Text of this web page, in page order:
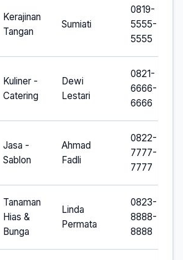
Kerajinan
Tangan
Sumiati
0819-
5555-
5555
Kuliner -
Catering
Dewi
Lestari
0821-
6666-
6666
Jasa -
Sablon
Ahmad
Fadli
0822-
7777-
7777
Tanaman
Hias &
Bunga
Linda
Permata
0823-
8888-
8888